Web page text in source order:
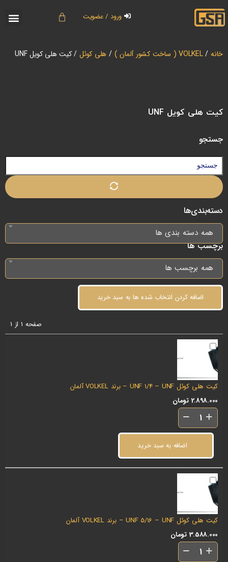
ورود / عضویت
خانه/VOLKEL ( ساخت کشور آلمان ) / هلی کوئل/ کیت هلی کویل UNF
کیت هلی کویل UNF
جستجو
دسته‌بندی‌ها
همه دسته بندی ها
برچسب ها
همه برچسب ها
اضافه کردن انتخاب شده ها به سبد خرید
صفحه 1 از 1
کیت هلی کوئل UNF 1/4 – UNF – برند VOLKEL آلمان
2.898.000 تومان
اضافه به سبد خرید
کیت هلی کوئل UNF 5/16 – UNF – برند VOLKEL آلمان
3.588.000 تومان